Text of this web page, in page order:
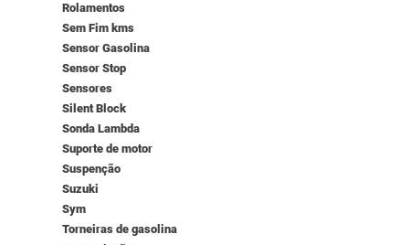
Rolamentos
Sem Fim kms
Sensor Gasolina
Sensor Stop
Sensores
Silent Block
Sonda Lambda
Suporte de motor
Suspenção
Suzuki
Sym
Torneiras de gasolina